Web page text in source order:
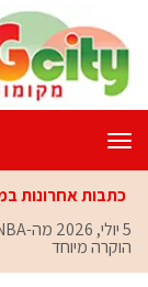
תפריט
כתבות אחרונות
5 יולי, 2026
הוקרה מיוחד